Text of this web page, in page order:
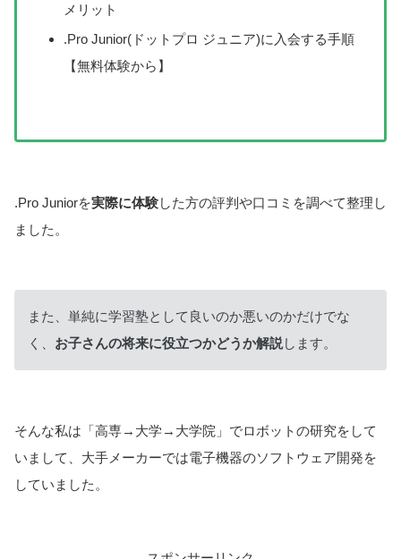
メリット
.Pro Junior(ドットプロ ジュニア)に入会する手順
【無料体験から】
.Pro Juniorを実際に体験した方の評判や口コミを調べて整理し
ました。
また、単純に学習塾として良いのか悪いのかだけでな
く、 お子さんの将来に役立つかどうか解説します。
そんな私は「高専→大学→大学院」でロボットの研究をして
いまして、大手メーカーでは電子機器のソフトウェア開発を
していました。